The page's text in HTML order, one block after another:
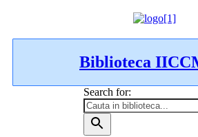
Biblioteca
Search for: